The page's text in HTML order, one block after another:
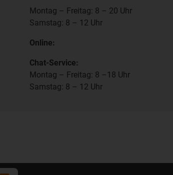
Montag – Freitag: 8 – 20 Uhr
Samstag: 8 – 12 Uhr
Online:
Chat-Service:
Montag – Freitag: 8 –18 Uhr
Samstag: 8 – 12 Uhr